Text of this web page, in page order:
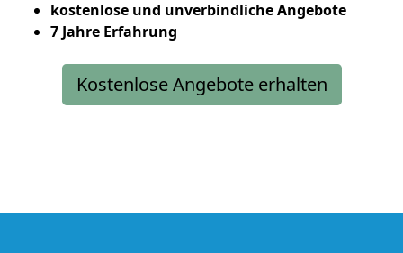
kostenlose und unverbindliche Angebote
7 Jahre Erfahrung
Kostenlose Angebote erhalten